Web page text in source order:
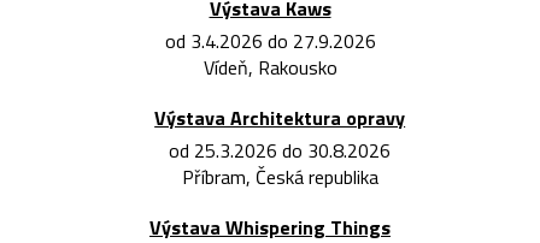
Výstava Kaws
od 3.4.2026 do 27.9.2026
Vídeň, Rakousko
Výstava Architektura opravy
od 25.3.2026 do 30.8.2026
Příbram, Česká republika
Výstava Whispering Things